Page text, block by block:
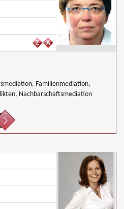
Familienmediation,
Nachbarschaftsmediation